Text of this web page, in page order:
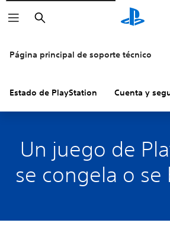
Buscar
Página principal de soporte técnico
Estado de PlayStation Cuenta y
Un juego de
se congela o se